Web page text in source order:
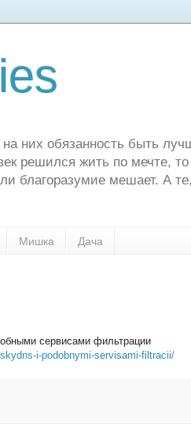
них обязанность быть
решился жить по мечте,
благоразумие мешает. А
Мишка Дача
сервисами фильтрации
i-podobnymi-servisami-filtracii/